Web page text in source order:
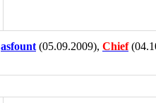
asfount (05.09.2009), Chief